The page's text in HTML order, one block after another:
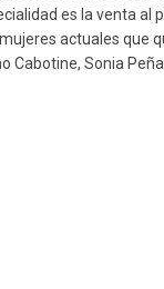
es la venta al
actuales que
Cabotine, Sonia